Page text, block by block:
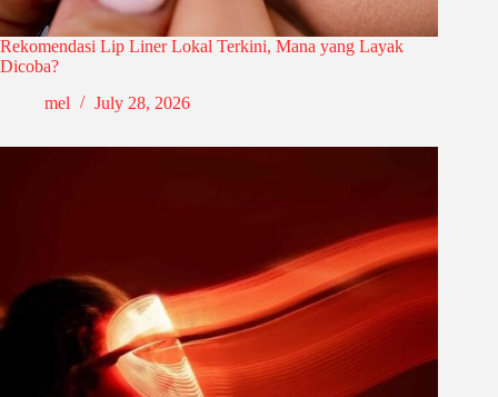
Rekomendasi Lip Liner Lokal Terkini, Mana yang Layak
Dicoba?
mel
July 28, 2026